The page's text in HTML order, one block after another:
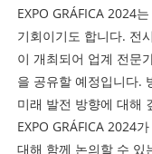
EXPO GRÁFICA 2024
기회이기도 합니다. 전
이 개최되어 업계 전문
을 공유할 예정입니다.
미래 발전 방향에 대해
EXPO GRÁFICA 2024
대해 함께 논의할 수 있